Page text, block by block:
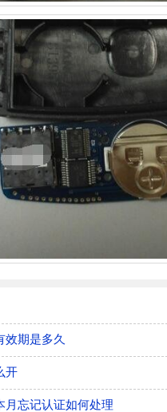
效期是多久
开
月忘记认证如何处理